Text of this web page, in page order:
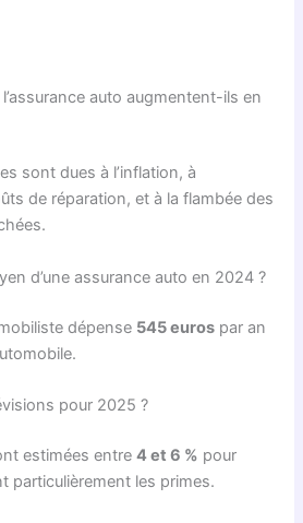
auto augmentent-ils en
sont dues à l’inflation, à
de réparation, et à la flambée des
d’une assurance auto en 2024 ?
dépense 545 euros par an
pour 2025 ?
estimées entre4 et 6 % pour
particulièrement les primes.